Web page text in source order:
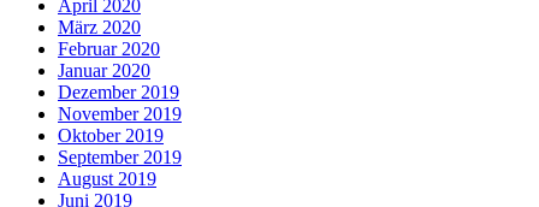
April 2020
März 2020
Februar 2020
Januar 2020
Dezember 2019
November 2019
Oktober 2019
September 2019
August 2019
Juni 2019